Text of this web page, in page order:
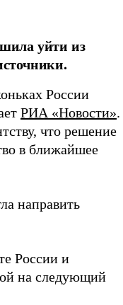
уйти из
России
РИА «Новости».
что решение
в ближайшее
направить
России и
на следующий